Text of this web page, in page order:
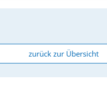
zurück zur Übersicht